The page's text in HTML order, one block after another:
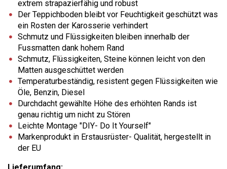
extrem strapazierfähig und robust
Der Teppichboden bleibt vor Feuchtigkeit geschützt was
ein Rosten der Karosserie verhindert
Schmutz und Flüssigkeiten bleiben innerhalb der
Fussmatten dank hohem Rand
Schmutz, Flüssigkeiten, Steine können leicht von den
Matten ausgeschüttet werden
Temperaturbeständig, resistent gegen Flüssigkeiten wie
Öle, Benzin, Diesel
Durchdacht gewählte Höhe des erhöhten Rands ist
genau richtig um nicht zu Stören
Leichte Montage "DIY- Do It Yourself"
Markenprodukt in Erstausrüster- Qualität, hergestellt in
der EU